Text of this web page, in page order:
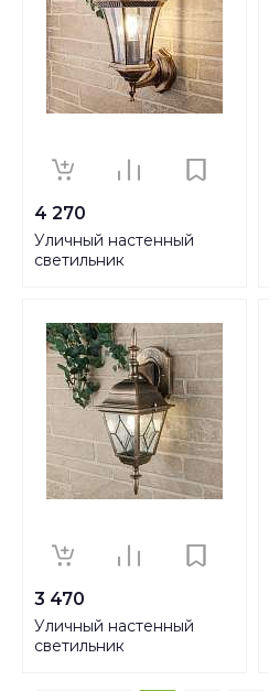
4 270
Уличный настенный
светильник
3 470
Уличный настенный
светильник